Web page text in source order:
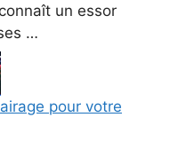
un essor
…
pour votre